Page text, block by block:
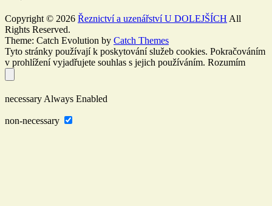
Copyright © 2026 Řeznictví a uzenářství U DOLEJŠÍCH All
Rights Reserved.
Theme: Catch Evolution by Catch Themes
Tyto stránky používají k poskytování služeb cookies. Pokračováním
v prohlížení vyjadřujete souhlas s jejich používáním. Rozumím
necessary Always Enabled
non-necessary